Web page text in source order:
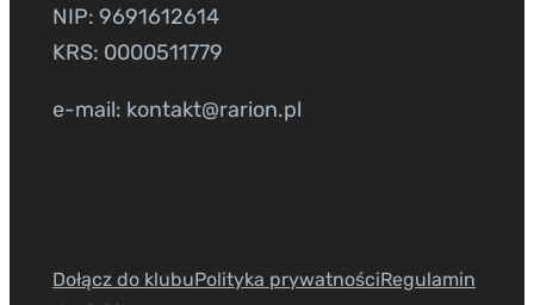
NIP: 9691612614
KRS: 0000511779
e-mail: kontakt@rarion.pl
Dołącz do klubuPolityka prywatnościRegulamin